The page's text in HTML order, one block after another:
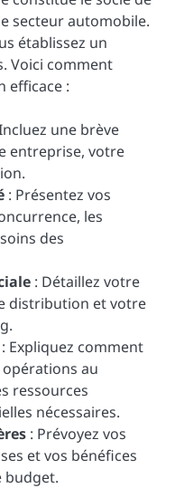
secteur automobile.
établissez un
Voici comment
efficace :
une brève
entreprise, votre
: Présentez vos
les
des
: Détaillez votre
distribution et votre
: Expliquez comment
au
ressources
nécessaires.
: Prévoyez vos
et vos bénéfices
budget.